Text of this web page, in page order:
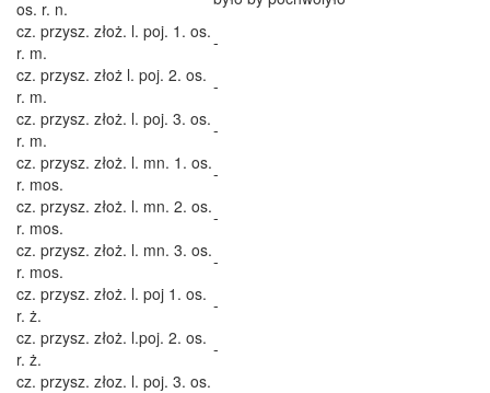
os. r. n.
cz. przysz. złoż. l. poj. 1. os.
r. m.
-
cz. przysz. złoż l. poj. 2. os.
r. m.
-
cz. przysz. złoż. l. poj. 3. os.
r. m.
-
cz. przysz. złoż. l. mn. 1. os.
r. mos.
-
cz. przysz. złoż. l. mn. 2. os.
r. mos.
-
cz. przysz. złoż. l. mn. 3. os.
r. mos.
-
cz. przysz. złoż. l. poj 1. os.
r. ż.
-
cz. przysz. złoż. l.poj. 2. os.
r. ż.
-
cz. przysz. złoz. l. poj. 3. os.